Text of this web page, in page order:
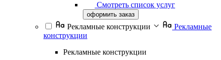
Смотреть список услуг
оформить заказ
Рекламные конструкции
Рекламные
конструкции
Рекламные конструкции